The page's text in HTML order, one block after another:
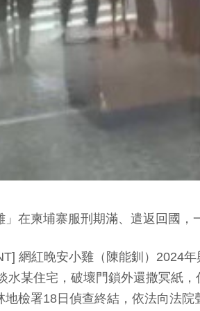
」在柬埔寨服刑期滿、遣返回國，
網紅晚安小雞（陳能釧）2024
水某住宅，破壞門鎖外還撒冥紙
檢署18日偵查終結，依法向法院